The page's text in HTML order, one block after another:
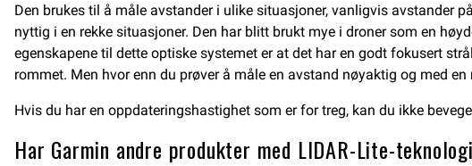
Den brukes til å måle avstander i ulike situasjoner, vanligvis avstander
nyttig i en rekke situasjoner. Den har blitt brukt mye i droner som en
egenskapene til dette optiske systemet er at det har en godt fokusert
rommet. Men hvor enn du prøver å måle en avstand nøyaktig og med
Hvis du har en oppdateringshastighet som er for treg, kan du ikke
Har Garmin andre produkter med LIDAR-Lite-